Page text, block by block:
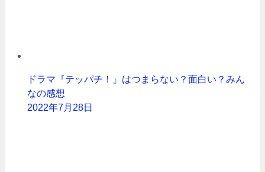
ドラマ『テッパチ！』はつまらない？面白い？みん
なの感想
2022年7月28日